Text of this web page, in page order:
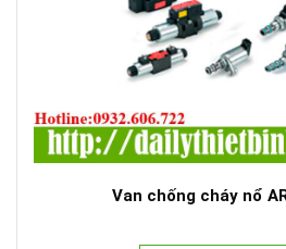
Van chống cháy nổ